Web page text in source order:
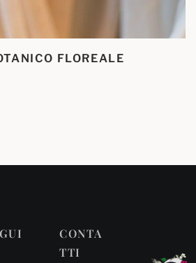
FLOREALE
CONTA
TTI